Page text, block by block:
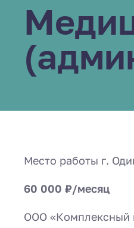
Место работы г.
60 000 ₽/месяц
ООО «Комплексный